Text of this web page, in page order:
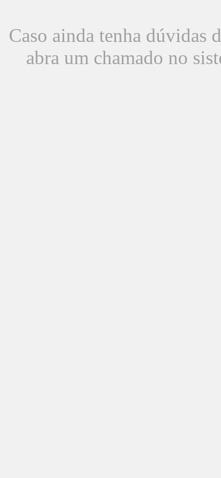
Caso ainda tenha dúvidas
abra um chamado no